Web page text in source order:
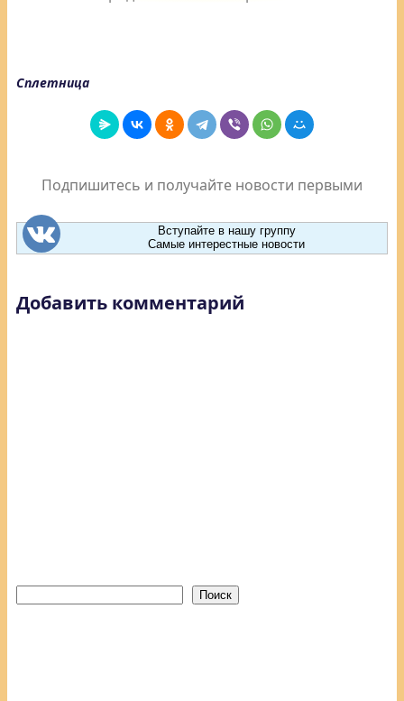
Сплетница
Подпишитесь и получайте новости первыми
Вступайте в нашу группу
Самые интерестные новости
Добавить комментарий
Поиск